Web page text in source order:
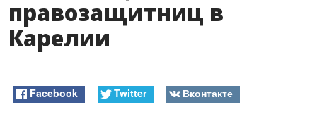
правозащитниц в
Карелии
Facebook Twitter Вконтакте